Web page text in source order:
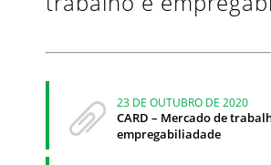
23 DE OUTUBRO DE 2020
CARD – Mercado de
empregabiliadade